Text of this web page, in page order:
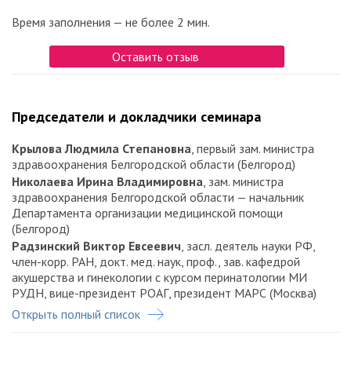
Время заполнения — не более 2 мин.
Оставить отзыв
Председатели и докладчики семинара
Крылова Людмила Степановна, первый зам. министра
здравоохранения Белгородской области (Белгород)
Николаева Ирина Владимировна, зам. министра
здравоохранения Белгородской области — начальник
Департамента организации медицинской помощи
(Белгород)
Радзинский Виктор Евсеевич, засл. деятель науки РФ,
член-корр. РАН, докт. мед. наук, проф., зав. кафедрой
акушерства и гинекологии с курсом перинатологии МИ
РУДН, вице-президент РОАГ, президент МАРС (Москва)
Открыть полный список